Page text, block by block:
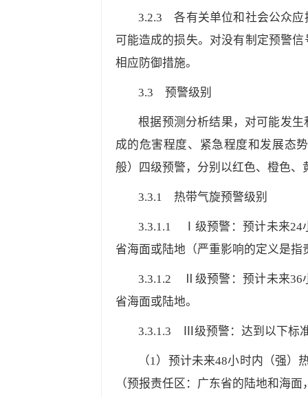
3.2.3 各有关单位和社会公众应
可能造成的损失。对没有制定预警
相应防御措施。
3.3 预警级别
根据预测分析结果，对可能发
成的危害程度、紧急程度和发展
般）四级预警，分别以红色、橙色、
3.3.1 热带气旋预警级别
3.3.1.1 Ⅰ级预警：预计未来24
省海面或陆地（严重影响的定义是
3.3.1.2 Ⅱ级预警：预计未来36
省海面或陆地。
3.3.1.3 Ⅲ级预警：达到以下标
（1）预计未来48小时内（强
（预报责任区：广东省的陆地和海